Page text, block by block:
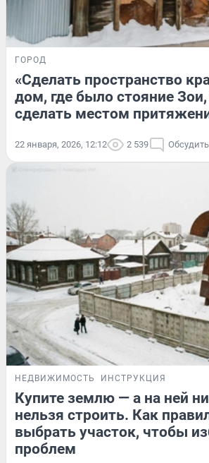
ГОРОД
«Сделать пространство
дом, где было стояние Зои,
сделать местом
22 января, 2026, 12:12 2 539 Обсудить
НЕДВИЖИМОСТЬ ИНСТРУКЦИЯ
Купите землю — а на ней
нельзя строить. Как
выбрать участок, чтобы
проблем